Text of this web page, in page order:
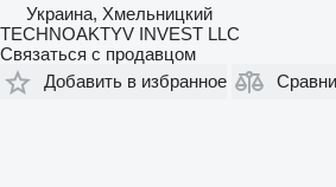
Украина, Хмельницкий
TECHNOAKTYV INVEST LLC
Связаться с продавцом
Добавить в избранное